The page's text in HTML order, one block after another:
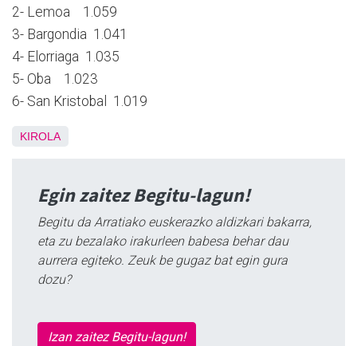
2- Lemoa 1.059
3- Bargondia 1.041
4- Elorriaga 1.035
5- Oba 1.023
6- San Kristobal 1.019
KIROLA
Egin zaitez Begitu-lagun!
Begitu da Arratiako euskerazko aldizkari bakarra,
eta zu bezalako irakurleen babesa behar dau
aurrera egiteko. Zeuk be gugaz bat egin gura
dozu?
Izan zaitez Begitu-lagun!